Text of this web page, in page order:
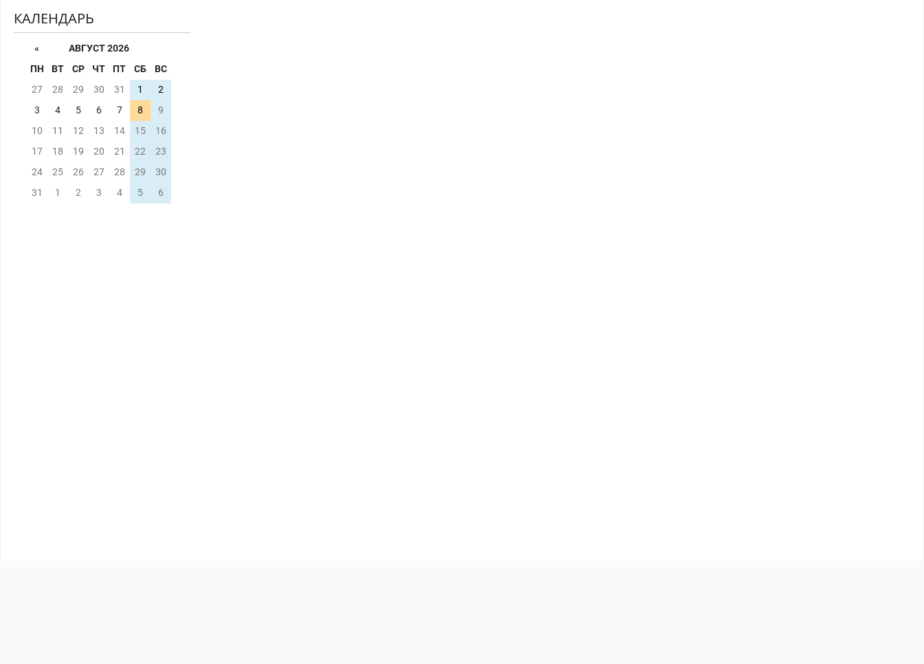
КАЛЕНДАРЬ
«
АВГУСТ 2026
ПН
ВТ СР ЧТ ПТ СБ
ВС
27
28 29 30 31 1
2
3
4 5 6 7 8
9
10
11 12 13 14 15
16
17
18 19 20 21 22
23
24
25 26 27 28 29
30
31
1 2 3 4 5 6